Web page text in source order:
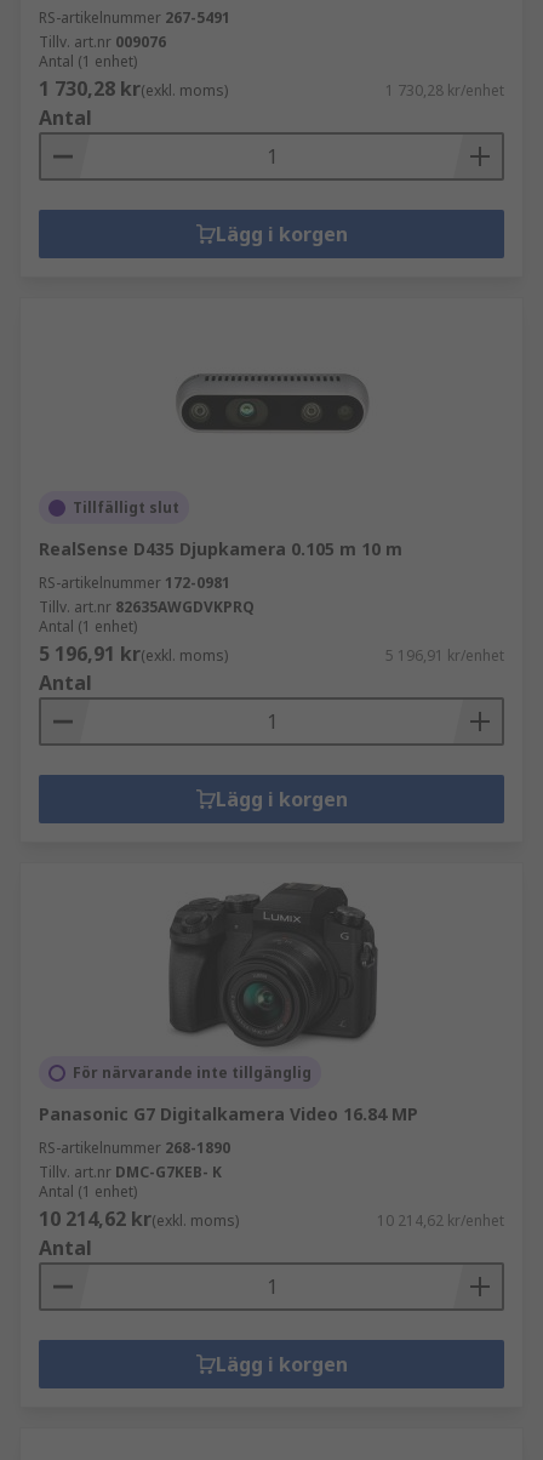
RS-artikelnummer 267-5491
Tillv. art.nr 009076
Antal (1 enhet)
1 730,28 kr(exkl. moms) 1 730,28 kr/enhet
Antal
Lägg i korgen
Tillfälligt slut
RealSense D435 Djupkamera 0.105 m 10 m
RS-artikelnummer 172-0981
Tillv. art.nr 82635AWGDVKPRQ
Antal (1 enhet)
5 196,91 kr(exkl. moms) 5 196,91 kr/enhet
Antal
Lägg i korgen
För närvarande inte tillgänglig
Panasonic G7 Digitalkamera Video 16.84 MP
RS-artikelnummer 268-1890
Tillv. art.nr DMC-G7KEB- K
Antal (1 enhet)
10 214,62 kr(exkl. moms) 10 214,62 kr/enhet
Antal
Lägg i korgen